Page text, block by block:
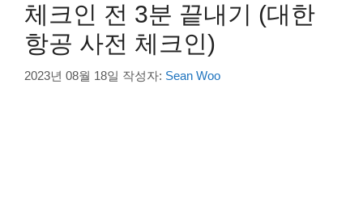
체크인 전 3분 끝내기 (대한
항공 사전 체크인)
2023년 08월 18일 작성자: Sean Woo